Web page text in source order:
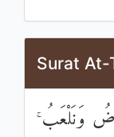
Surat At-
وَنَلْعَبُ